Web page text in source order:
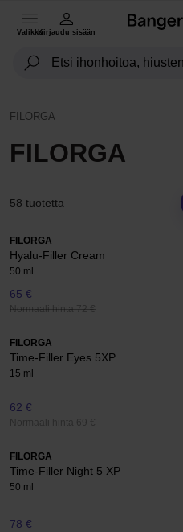
ValikkoKirjaudu sisään
FILORGA
FILORGA
58 tuotetta
FILORGA
Hyalu-Filler Cream
50 ml
65 €
Normaali hinta 72 €
FILORGA
Time-Filler Eyes 5XP
15 ml
62 €
Normaali hinta 69 €
FILORGA
Time-Filler Night 5 XP
50 ml
78 €